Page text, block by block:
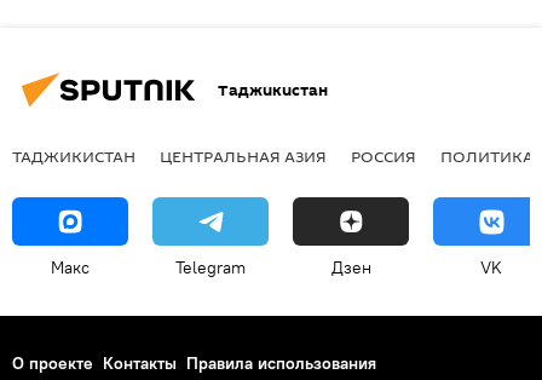
Таджикистан
ТАДЖИКИСТАН ЦЕНТРАЛЬНАЯ АЗИЯ РОССИЯ ПОЛИТИКА
Макс Telegram Дзен VK
О проекте Контакты Правила использования